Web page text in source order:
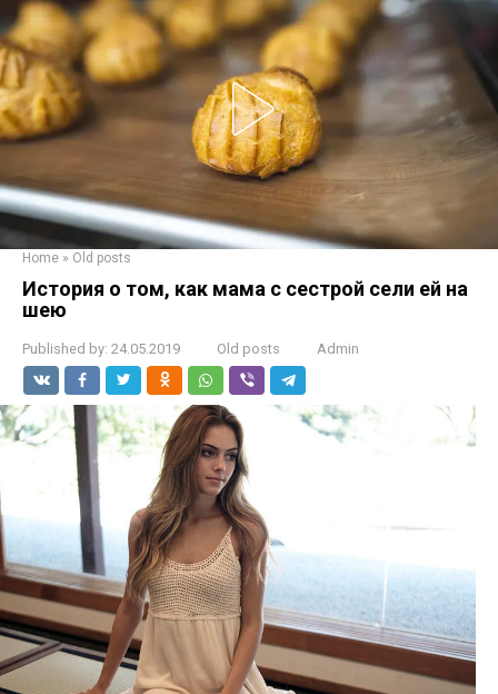
Home » Old posts
История о том, как мама с сестрой сели ей на
шею
Published by: 24.05.2019 Old posts Admin